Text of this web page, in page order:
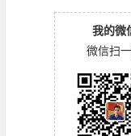
我的微
微信扫